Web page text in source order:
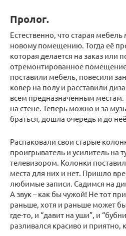
Пролог.
Естественно, что старая
новому помещению. Тогда её
которая делается на заказ или
отремонтированное
поставили мебель, повесили
ковер на полу и расставили
всем предназначенным местам.
на стене. Теперь можно и за
браться, дошла очередь и до
Распаковали свои старые
проигрыватель и усилитель на
телевизором. Колонки
места для них и нет. Пришло
любимые записи. Садимся на
А звук – как бы чужой! Не тот
раньше, хотя и раньше может
где-то, и “давит на уши”, и
разливался красиво и приятно,